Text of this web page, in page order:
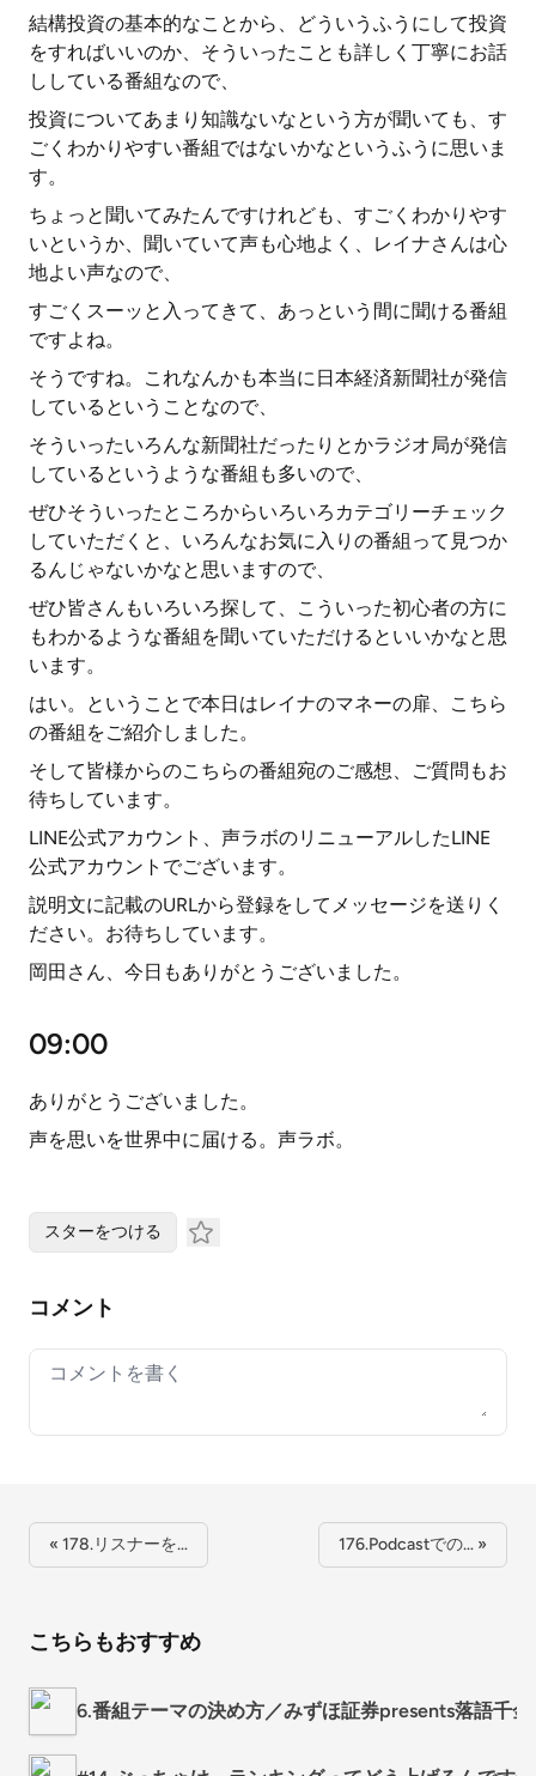
結構投資の基本的なことから、どういうふうにして投資
をすればいいのか、そういったことも詳しく丁寧にお話
ししている番組なので、
投資についてあまり知識ないなという方が聞いても、す
ごくわかりやすい番組ではないかなというふうに思いま
す。
ちょっと聞いてみたんですけれども、すごくわかりやす
いというか、聞いていて声も心地よく、レイナさんは心
地よい声なので、
すごくスーッと入ってきて、あっという間に聞ける番組
ですよね。
そうですね。これなんかも本当に日本経済新聞社が発信
しているということなので、
そういったいろんな新聞社だったりとかラジオ局が発信
しているというような番組も多いので、
ぜひそういったところからいろいろカテゴリーチェック
していただくと、いろんなお気に入りの番組って見つか
るんじゃないかなと思いますので、
ぜひ皆さんもいろいろ探して、こういった初心者の方に
もわかるような番組を聞いていただけるといいかなと思
います。
はい。ということで本日はレイナのマネーの扉、こちら
の番組をご紹介しました。
そして皆様からのこちらの番組宛のご感想、ご質問もお
待ちしています。
LINE公式アカウント、声ラボのリニューアルしたLINE
公式アカウントでございます。
説明文に記載のURLから登録をしてメッセージを送りく
ださい。お待ちしています。
岡田さん、今日もありがとうございました。
09:00
ありがとうございました。
声を思いを世界中に届ける。声ラボ。
スターをつける
コメント
Your comment
« 178.リスナーを… 176.Podcastでの… »
こちらもおすすめ
6.番組テーマの決め方／みずほ証券presents落語千